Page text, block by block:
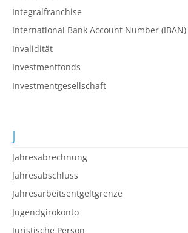
Integralfranchise
International Bank Account Number (IBAN)
Invalidität
Investmentfonds
Investmentgesellschaft
J
Jahresabrechnung
Jahresabschluss
Jahresarbeitsentgeltgrenze
Jugendgirokonto
Juristische Person